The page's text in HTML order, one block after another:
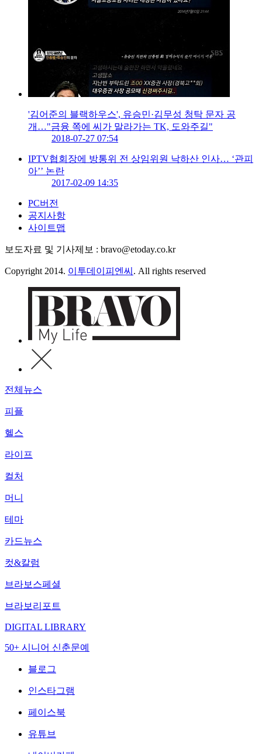
'김어준의 블랙하우스', 유승민·김무성 청탁 문자 공
개…"금융 쪽에 씨가 말라가는 TK, 도와주길"
2018-07-27 07:54
IPTV협회장에 방통위 전 상임위원 낙하산 인사… ‘관피
아’’ 논란
2017-02-09 14:35
PC버전
공지사항
사이트맵
보도자료 및 기사제보 : bravo@etoday.co.kr
Copyright 2014. 이투데이피엔씨 . All rights reserved
전체뉴스
피플
헬스
라이프
컬처
머니
테마
카드뉴스
컷&칼럼
브라보스페셜
브라보리포트
DIGITAL LIBRARY
50+ 시니어 신춘문예
블로그
인스타그램
페이스북
유튜브